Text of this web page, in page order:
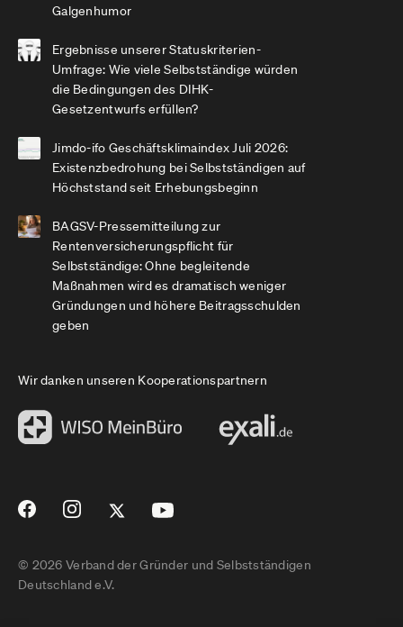
Galgenhumor
Ergebnisse unserer Statuskriterien-
Umfrage: Wie viele Selbstständige würden
die Bedingungen des DIHK-
Gesetzentwurfs erfüllen?
Jimdo-ifo Geschäftsklimaindex Juli 2026:
Existenzbedrohung bei Selbstständigen auf
Höchststand seit Erhebungsbeginn
BAGSV-Pressemitteilung zur
Rentenversicherungspflicht für
Selbstständige: Ohne begleitende
Maßnahmen wird es dramatisch weniger
Gründungen und höhere Beitragsschulden
geben
Wir danken unseren Kooperationspartnern
© 2026 Verband der Gründer und Selbstständigen
Deutschland e.V.